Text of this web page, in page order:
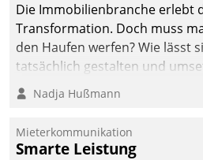
Die Immobilienbranche erlebt
Transformation. Doch muss
den Haufen werfen? Wie lässt
tatsächlich gestalten und
Argumente zählen wirklich?
Nadja Hußmann
Mieterkommunikation
Smarte Leistung